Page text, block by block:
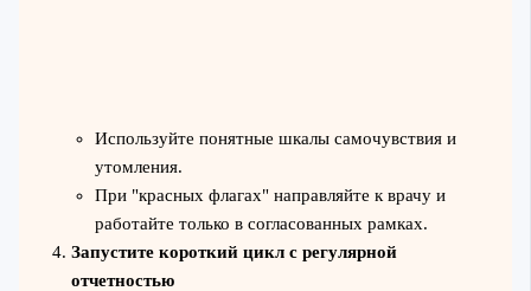
Используйте понятные шкалы самочувствия и
утомления.
При "красных флагах" направляйте к врачу и
работайте только в согласованных рамках.
Запустите короткий цикл с регулярной
отчетностью